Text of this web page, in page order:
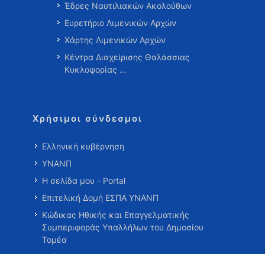
Έδρες Ναυτιλιακών Ακολούθων
Ευρετήριο Λιμενικών Αρχών
Χάρτης Λιμενικών Αρχών
Κέντρα Διαχείρισης Θαλάσσιας
Κυκλοφορίας …
Χρήσιμοι σύνδεσμοι
Ελληνική κυβέρνηση
ΥΝΑΝΠ
Η σελίδα μου - Portal
Επιτελική Δομή ΕΣΠΑ ΥΝΑΝΠ
Κώδικας Ηθικής και Επαγγελματικής
Συμπεριφοράς Υπαλλήλων του Δημοσίου
Τομέα